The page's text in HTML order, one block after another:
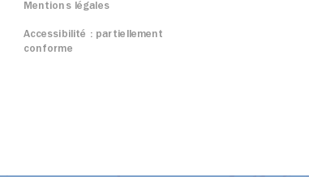
Mentions légales
Accessibilité : partiellement
conforme